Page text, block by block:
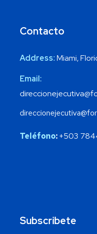
Contacto
Address:Miami,
Email:
Teléfono:+503
Subscribete